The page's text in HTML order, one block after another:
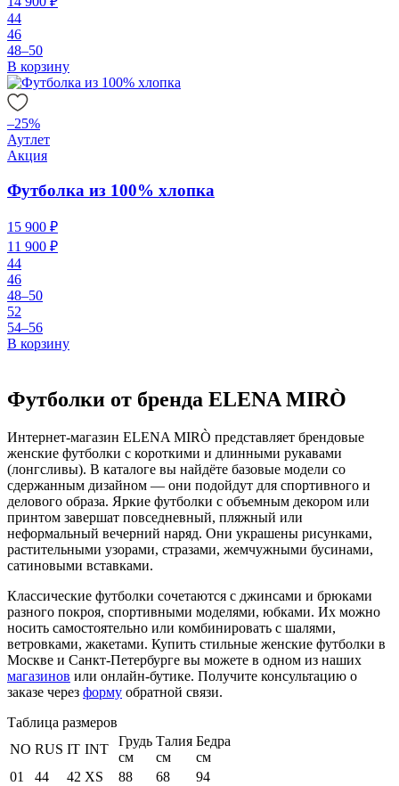
44
46
48–50
В корзину
–25%
Аутлет
Акция
Футболка из 100% хлопка
15 900 ₽
11 900 ₽
44
46
48–50
52
54–56
В корзину
Футболки от бренда ELENA MIRÒ
Интернет-магазин ELENA MIRÒ представляет брендовые
женские футболки с короткими и длинными рукавами
(лонгсливы). В каталоге вы найдёте базовые модели со
сдержанным дизайном — они подойдут для спортивного и
делового образа. Яркие футболки с объемным декором или
принтом завершат повседневный, пляжный или
неформальный вечерний наряд. Они украшены рисунками,
растительными узорами, стразами, жемчужными бусинами,
сатиновыми вставками.
Классические футболки сочетаются с джинсами и брюками
разного покроя, спортивными моделями, юбками. Их можно
носить самостоятельно или комбинировать с шалями,
ветровками, жакетами. Купить стильные женские футболки в
Москве и Санкт-Петербурге вы можете в одном из наших
магазинов или онлайн-бутике. Получите консультацию о
заказе через форму обратной связи.
Таблица размеров
NO RUS IT INT
Грудь
см
Талия
см
Бедра
см
01
44 42 XS 88 68
94